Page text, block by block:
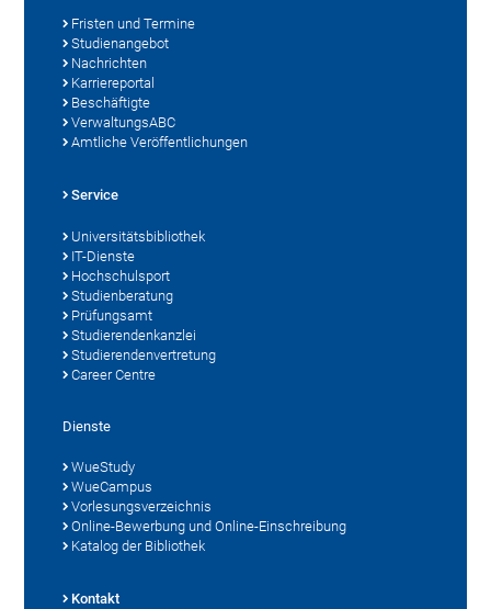
Fristen und Termine
Studienangebot
Nachrichten
Karriereportal
Beschäftigte
VerwaltungsABC
Amtliche Veröffentlichungen
Service
Universitätsbibliothek
IT-Dienste
Hochschulsport
Studienberatung
Prüfungsamt
Studierendenkanzlei
Studierendenvertretung
Career Centre
Dienste
WueStudy
WueCampus
Vorlesungsverzeichnis
Online-Bewerbung und Online-Einschreibung
Katalog der Bibliothek
Kontakt